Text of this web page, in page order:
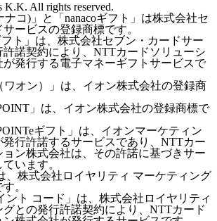
K.K. All rights reserved.
ナコ)」と「nanacoギフト」は株式会社セ
ービスの登録商標です。
ト」は、株式会社セブン・カードサー
許諾契約により、NTTカードソリューシ
が発行する電子マネーギフトサービスで
オン）」は、イオン株式会社の登録商
」は、イオン株式会社の登録商標で
ギフト」は、イオンマーケティン
発行許諾するサービスであり、NTTカー
ョン株式会社は、その許諾に基づきサー
います。
、株式会社ロイヤリティ マーケティング
。
ント コード」は、株式会社ロイヤリティ
グとの発行許諾契約により、NTTカード